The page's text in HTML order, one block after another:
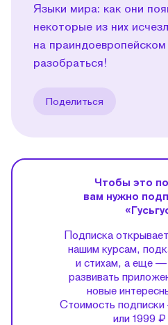
Языки мира: как они
некоторые из них
на
разобраться!
Поделиться
Чтобы это
вам нужно
Подписка
нашим курсам,
и стихам, а еще —
развивать
новые
Стоимость
или 1999